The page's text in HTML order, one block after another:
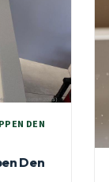
DEN
Den